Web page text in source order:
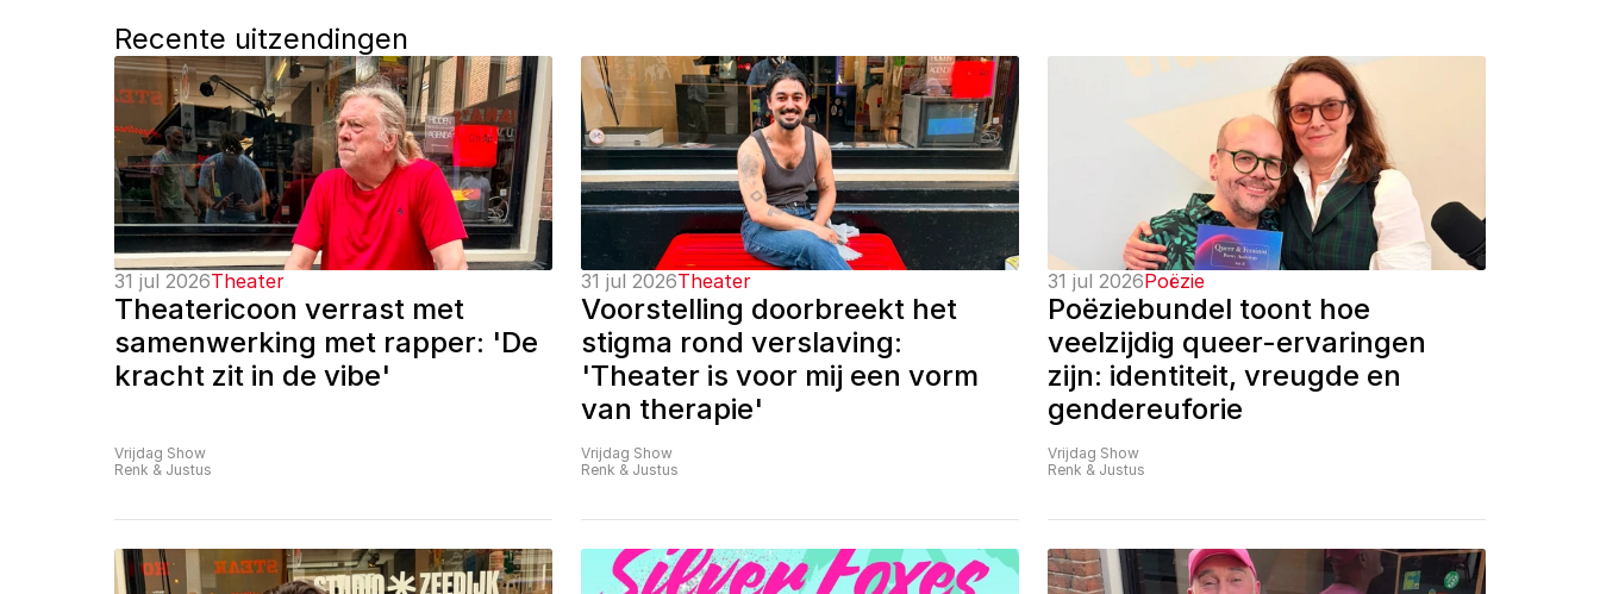
Recente uitzendingen
31 jul 2026Theater
Theatericoon verrast met
samenwerking met rapper: 'De
kracht zit in de vibe'
Vrijdag Show
Renk & Justus
31 jul 2026Theater
Voorstelling doorbreekt het
stigma rond verslaving:
'Theater is voor mij een vorm
van therapie'
Vrijdag Show
Renk & Justus
31 jul 2026Poëzie
Poëziebundel toont hoe
veelzijdig queer-ervaringen
zijn: identiteit, vreugde en
gendereuforie
Vrijdag Show
Renk & Justus